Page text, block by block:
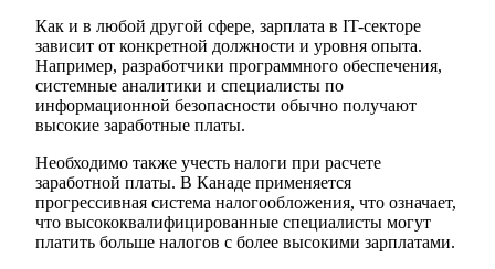
Как и в любой другой сфере, зарплата в IT-секторе
зависит от конкретной должности и уровня опыта.
Например, разработчики программного обеспечения,
системные аналитики и специалисты по
информационной безопасности обычно получают
высокие заработные платы.
Необходимо также учесть налоги при расчете
заработной платы. В Канаде применяется
прогрессивная система налогообложения, что означает,
что высококвалифицированные специалисты могут
платить больше налогов с более высокими зарплатами.